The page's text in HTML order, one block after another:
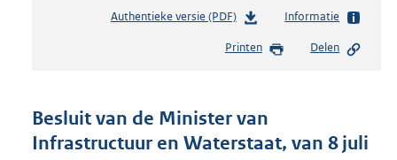
Authentieke versie (PDF)b
s
d
s
Informatie
Printen Delen
Besluit van de Minister van
Infrastructuur en Waterstaat, van 8 juli